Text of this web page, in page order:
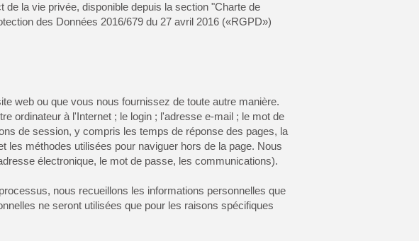
la vie privée, disponible depuis la section "Charte de
des Données 2016/679 du 27 avril 2016 («RGPD»)
web ou que vous nous fournissez de toute autre manière.
ordinateur à l'Internet ; le login ; l'adresse e-mail ; le mot de
de session, y compris les temps de réponse des pages, la
méthodes utilisées pour naviguer hors de la page. Nous
électronique, le mot de passe, les communications).
nous recueillons les informations personnelles que
ne seront utilisées que pour les raisons spécifiques